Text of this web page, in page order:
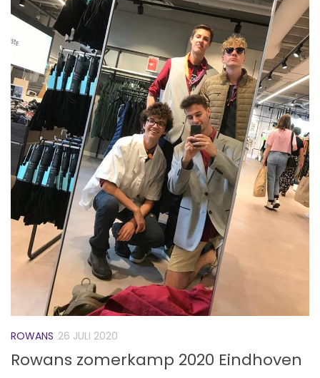
ROWANS 26 JULI 2020
Rowans zomerkamp 2020 Eindhoven